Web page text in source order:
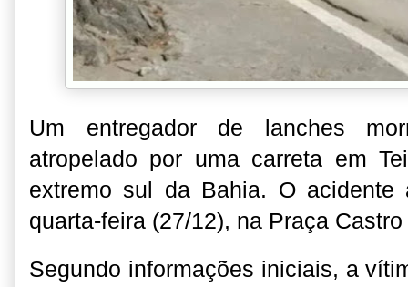
Um entregador de lanches
atropelado por uma carreta em
extremo sul da Bahia. O acidente
quarta-feira (27/12), na Praça
Segundo informações iniciais, a